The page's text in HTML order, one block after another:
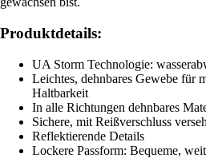
Produktdetails:
UA Storm Technologie:
Leichtes, dehnbares Gewebe für
Haltbarkeit
In alle Richtungen dehnbares
Sichere, mit Reißverschluss
Reflektierende Details
Lockere Passform: Bequeme,